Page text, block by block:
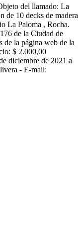
del llamado: La
de 10 decks de madera
La Paloma , Rocha.
de la Ciudad de
de la página web de la
$ 2.000,00
diciembre de 2021 a
- E-mail: